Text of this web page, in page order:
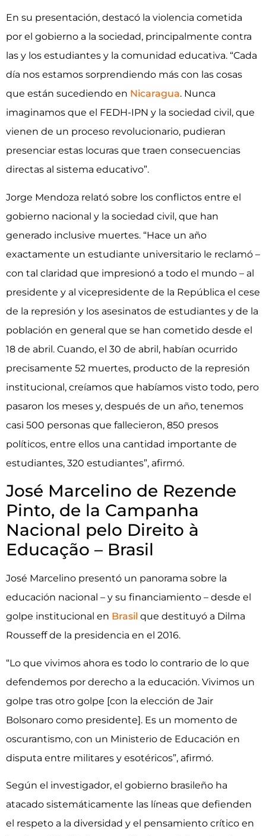
En su presentación, destacó la violencia cometida
por el gobierno a la sociedad, principalmente contra
las y los estudiantes y la comunidad educativa. “Cada
día nos estamos sorprendiendo más con las cosas
que están sucediendo en Nicaragua. Nunca
imaginamos que el FEDH-IPN y la sociedad civil, que
vienen de un proceso revolucionario, pudieran
presenciar estas locuras que traen consecuencias
directas al sistema educativo”.
Jorge Mendoza relató sobre los conflictos entre el
gobierno nacional y la sociedad civil, que han
generado inclusive muertes. “Hace un año
exactamente un estudiante universitario le reclamó –
con tal claridad que impresionó a todo el mundo – al
presidente y al vicepresidente de la República el cese
de la represión y los asesinatos de estudiantes y de la
población en general que se han cometido desde el
18 de abril. Cuando, el 30 de abril, habían ocurrido
precisamente 52 muertes, producto de la represión
institucional, creíamos que habíamos visto todo, pero
pasaron los meses y, después de un año, tenemos
casi 500 personas que fallecieron, 850 presos
políticos, entre ellos una cantidad importante de
estudiantes, 320 estudiantes”, afirmó.
José Marcelino de Rezende
Pinto, de la Campanha
Nacional pelo Direito à
Educação – Brasil
José Marcelino presentó un panorama sobre la
educación nacional – y su financiamiento – desde el
golpe institucional en Brasil que destituyó a Dilma
Rousseff de la presidencia en el 2016.
“Lo que vivimos ahora es todo lo contrario de lo que
defendemos por derecho a la educación. Vivimos un
golpe tras otro golpe [con la elección de Jair
Bolsonaro como presidente]. Es un momento de
oscurantismo, con un Ministerio de Educación en
disputa entre militares y esotéricos”, afirmó.
Según el investigador, el gobierno brasileño ha
atacado sistemáticamente las líneas que defienden
el respeto a la diversidad y el pensamiento crítico en